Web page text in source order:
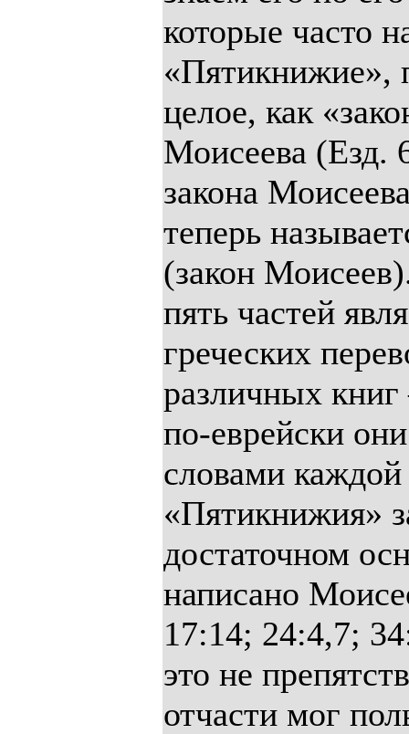
которые часто
«Пятикнижие»,
целое, как
Моисеева (Езд.
закона
теперь
(закон
пять частей
греческих
различных
по-еврейски
словами
«Пятикнижия»
достаточном
написано
17:14; 24:4,7;
это не
отчасти мог